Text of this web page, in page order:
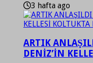
3 hafta ago
ARTIK
DENİZ’İN